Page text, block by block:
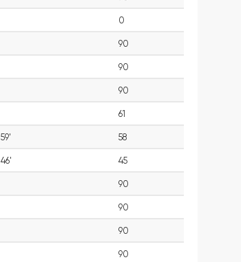
0
90
90
90
61
59' 58
46' 45
90
90
90
90